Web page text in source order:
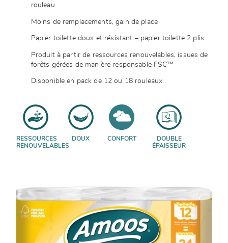
rouleau
Moins de remplacements, gain de place
Papier toilette doux et résistant – papier toilette 2 plis
Produit à partir de ressources renouvelables, issues de
forêts gérées de manière responsable FSC™
Disponible en pack de 12 ou 18 rouleaux .
RESSOURCES
RENOUVELABLES
DOUX CONFORT
DOUBLE
ÉPAISSEUR